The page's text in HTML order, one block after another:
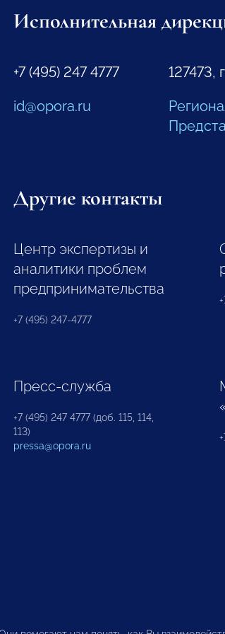
Исполнительная
+7 (495) 247 4777
id@opora.ru
127473,
Другие контакты
Центр экспертизы и
аналитики проблем
предпринимательства
+7 (495) 247-4777
Пресс-служба
+7 (495) 247 4777 (доб. 115, 114,
113)
pressa@opora.ru